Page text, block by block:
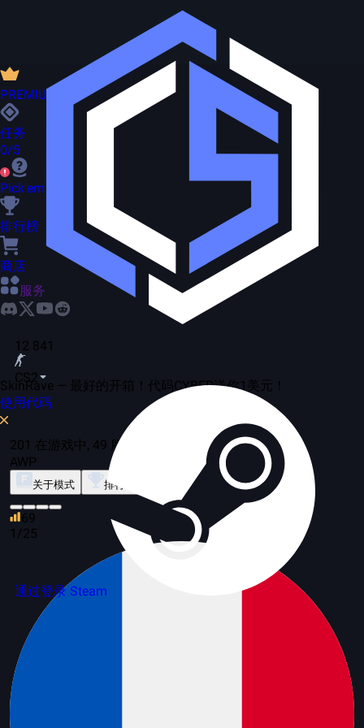
12 841
CS2
通过登录 Steam
PREMIUM
任务
0/5
Pick'em
排行榜
商店
服务
SkinRave — 最好的开箱！代码CYBER送你1美元！
使用代码
201 在游戏中, 49 服务器
AWP
关于模式 排行榜
69
1/25